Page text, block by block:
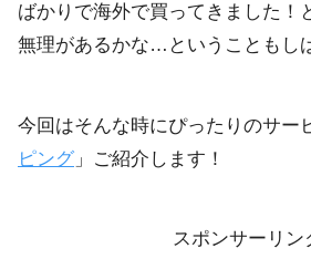
ばかりで海外で買ってきました！
無理があるかな…ということもし
今回はそんな時にぴったりのサー
ピング 」ご紹介します！
スポンサーリン